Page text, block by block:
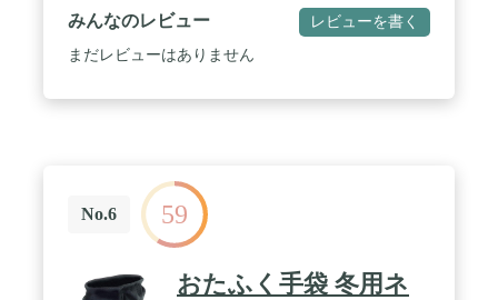
UPF50+日焼き止めます。顔もネックも厳しい紫外
線から有効的に守ります。23.フェイスカバーは、顔
や頭部、首、耳を保護し、ほこりを防ぐ効果があり
乾く、吸汗速乾素材を使用しています。いつもサラ
サラさわやかで付け心地も最高です！ / 【吸汗速
乾・通気性抜群】 吸湿発散性のある生地で作られ、
すばやく汗を吸収しさらっとした着心地が長時間続
きます。ベタつかないから気にせず運動に集中でき
ます。速乾素材ですぐに乾くのでいつも清潔に使え
みんなのレビュー レビューを書く
まだレビューはありません
No.6 59
おたふく手袋 冬用ネ